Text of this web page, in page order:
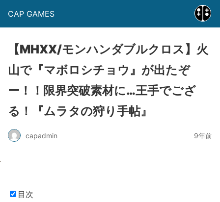
CAP GAMES
【MHXX/モンハンダブルクロス】火
山で『マボロシチョウ』が出たぞ
ー！！限界突破素材に…王手でござ
る！『ムラタの狩り手帖』
capadmin 9年前
目次